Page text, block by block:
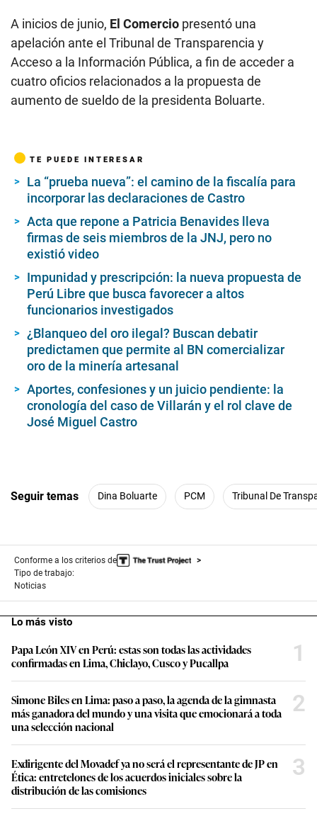
A inicios de junio, El Comercio presentó una
apelación ante el Tribunal de Transparencia y
Acceso a la Información Pública, a fin de acceder a
cuatro oficios relacionados a la propuesta de
aumento de sueldo de la presidenta Boluarte.
TE PUEDE INTERESAR
La “prueba nueva”: el camino de la fiscalía para
incorporar las declaraciones de Castro
Acta que repone a Patricia Benavides lleva
firmas de seis miembros de la JNJ, pero no
existió video
Impunidad y prescripción: la nueva propuesta de
Perú Libre que busca favorecer a altos
funcionarios investigados
¿Blanqueo del oro ilegal? Buscan debatir
predictamen que permite al BN comercializar
oro de la minería artesanal
Aportes, confesiones y un juicio pendiente: la
cronología del caso de Villarán y el rol clave de
José Miguel Castro
Seguir temas Dina Boluarte PCM Tribunal De
Conforme a los criterios de
Tipo de trabajo:
Noticias
Lo más visto
Papa León XIV en Perú: estas son todas las actividades
confirmadas en Lima, Chiclayo, Cusco y Pucallpa
1
Simone Biles en Lima: paso a paso, la agenda de la gimnasta
más ganadora del mundo y una visita que emocionará a toda
una selección nacional
2
Exdirigente del Movadef ya no será el representante de JP en
Ética: entretelones de los acuerdos iniciales sobre la
distribución de las comisiones
3